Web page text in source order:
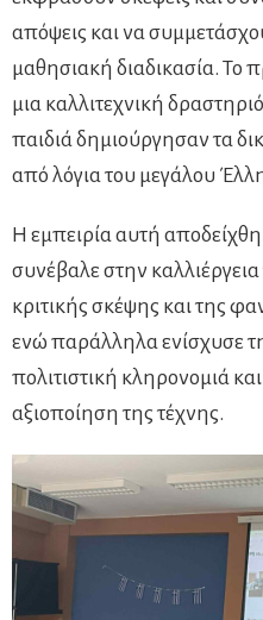
απόψεις και να
μαθησιακή διαδικασία.
μια καλλιτεχνική
παιδιά δημιούργησαν τα
από λόγια του μεγάλου
Η εμπειρία αυτή
συνέβαλε στην
κριτικής σκέψης και της
ενώ παράλληλα ενίσχυσε
πολιτιστική κληρονομιά
αξιοποίηση της τέχνης.